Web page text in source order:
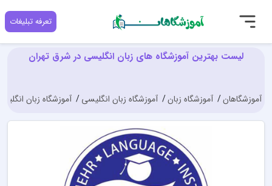
تعرفه تبلیغات
لیست بهترین آموزشگاه های زبان انگلیسی در شرق تهران
آموزشگاهان آموزشگاه زبان آموزشگاه زبان انگلیسی آموزشگاه زبان